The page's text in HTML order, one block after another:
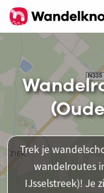
Trek je
wandelroutes
IJsselstreek)! Je